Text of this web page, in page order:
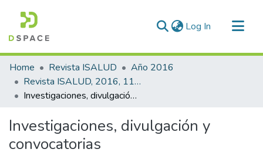
Log In (current)
Communities & Collections
All of DSpace
Statistics
Home Revista ISALUD
Año 2016
Revista ISALUD, 2016, 11(52)
Investigaciones, divulgación y convocatorias
Investigaciones, divulgación y
convocatorias